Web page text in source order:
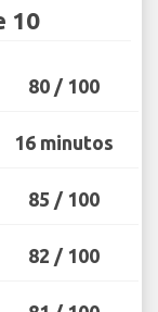
10
80 / 100
16 minutos
85 / 100
82 / 100